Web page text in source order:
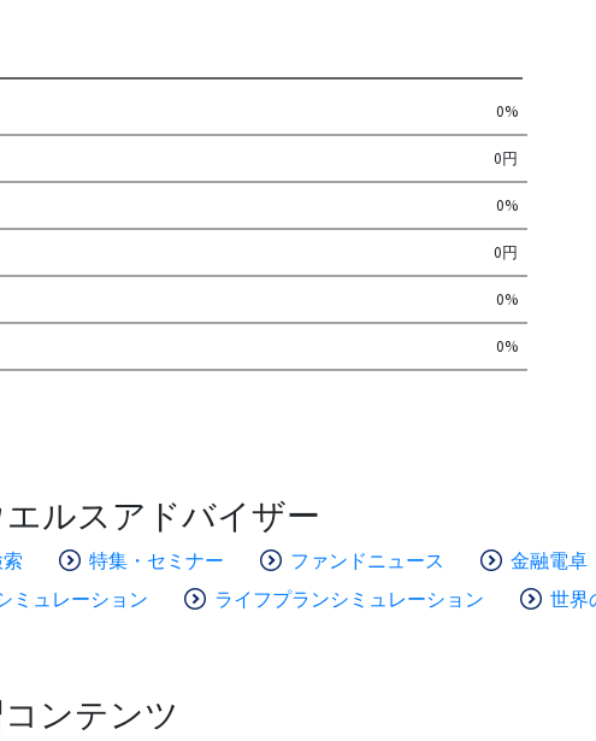
0%
0円
0%
0円
0%
0%
ルスアドバイザー
特集・セミナー ファンドニュース 金融電卓
ミュレーション
ライフプランシミュレーション 世界
ンテンツ